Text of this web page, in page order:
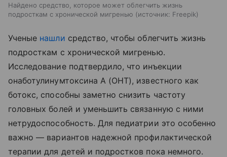
Найдено средство, которое может облегчить жизнь
подросткам с хронической мигренью
источник: Freepik
Ученые нашли средство, чтобы облегчить жизнь
подросткам с хронической мигренью.
Исследование подтвердило, что инъекции
онаботулинумтоксина А (ОНТ), известного как
ботокс, способны заметно снизить частоту
головных болей и уменьшить связанную с ними
нетрудоспособность. Для педиатрии это особенно
важно — вариантов надежной профилактической
терапии для детей и подростков пока немного.